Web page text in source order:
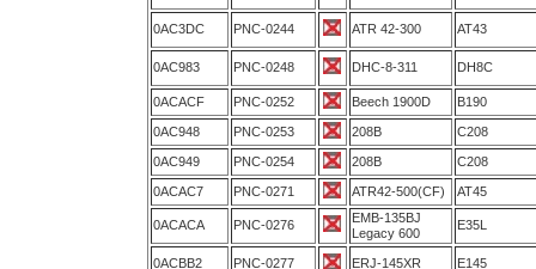
0AC3DC PNC-0244 ATR 42-300 AT43
0AC983 PNC-0248 DHC-8-311 DH8C
0ACACF PNC-0252 Beech 1900D B190
0AC948 PNC-0253 208B C208
0AC949 PNC-0254 208B C208
0ACAC7 PNC-0271 ATR42-500(CF) AT45
0ACACA PNC-0276
EMB-135BJ
Legacy 600
E35L
0ACBB2 PNC-0277 ERJ-145XR E145